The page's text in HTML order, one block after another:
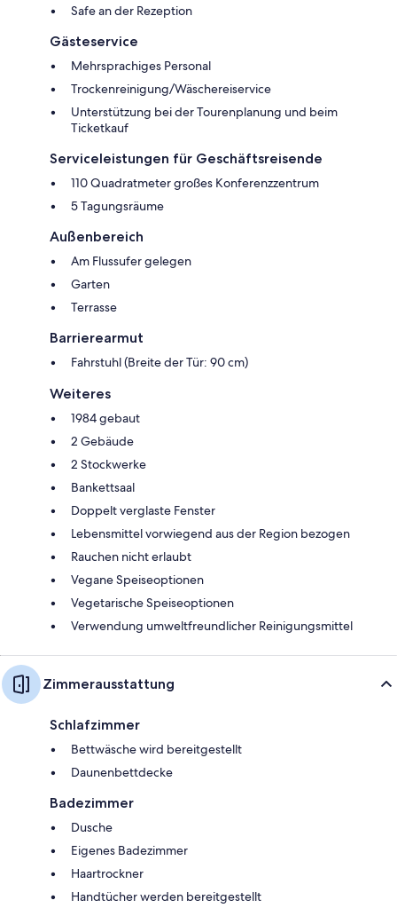
Safe an der Rezeption
Gästeservice
Mehrsprachiges Personal
Trockenreinigung/Wäschereiservice
Unterstützung bei der Tourenplanung und beim
Ticketkauf
Serviceleistungen für Geschäftsreisende
110 Quadratmeter großes Konferenzzentrum
5 Tagungsräume
Außenbereich
Am Flussufer gelegen
Garten
Terrasse
Barrierearmut
Fahrstuhl (Breite der Tür: 90 cm)
Weiteres
1984 gebaut
2 Gebäude
2 Stockwerke
Bankettsaal
Doppelt verglaste Fenster
Lebensmittel vorwiegend aus der Region bezogen
Rauchen nicht erlaubt
Vegane Speiseoptionen
Vegetarische Speiseoptionen
Verwendung umweltfreundlicher Reinigungsmittel
Zimmerausstattung
Schlafzimmer
Bettwäsche wird bereitgestellt
Daunenbettdecke
Badezimmer
Dusche
Eigenes Badezimmer
Haartrockner
Handtücher werden bereitgestellt